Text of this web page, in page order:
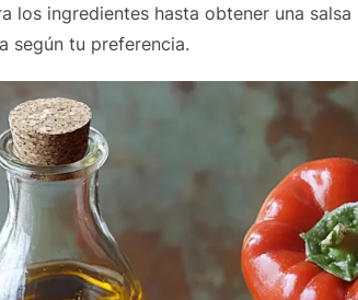
los ingredientes hasta obtener una
según tu preferencia.